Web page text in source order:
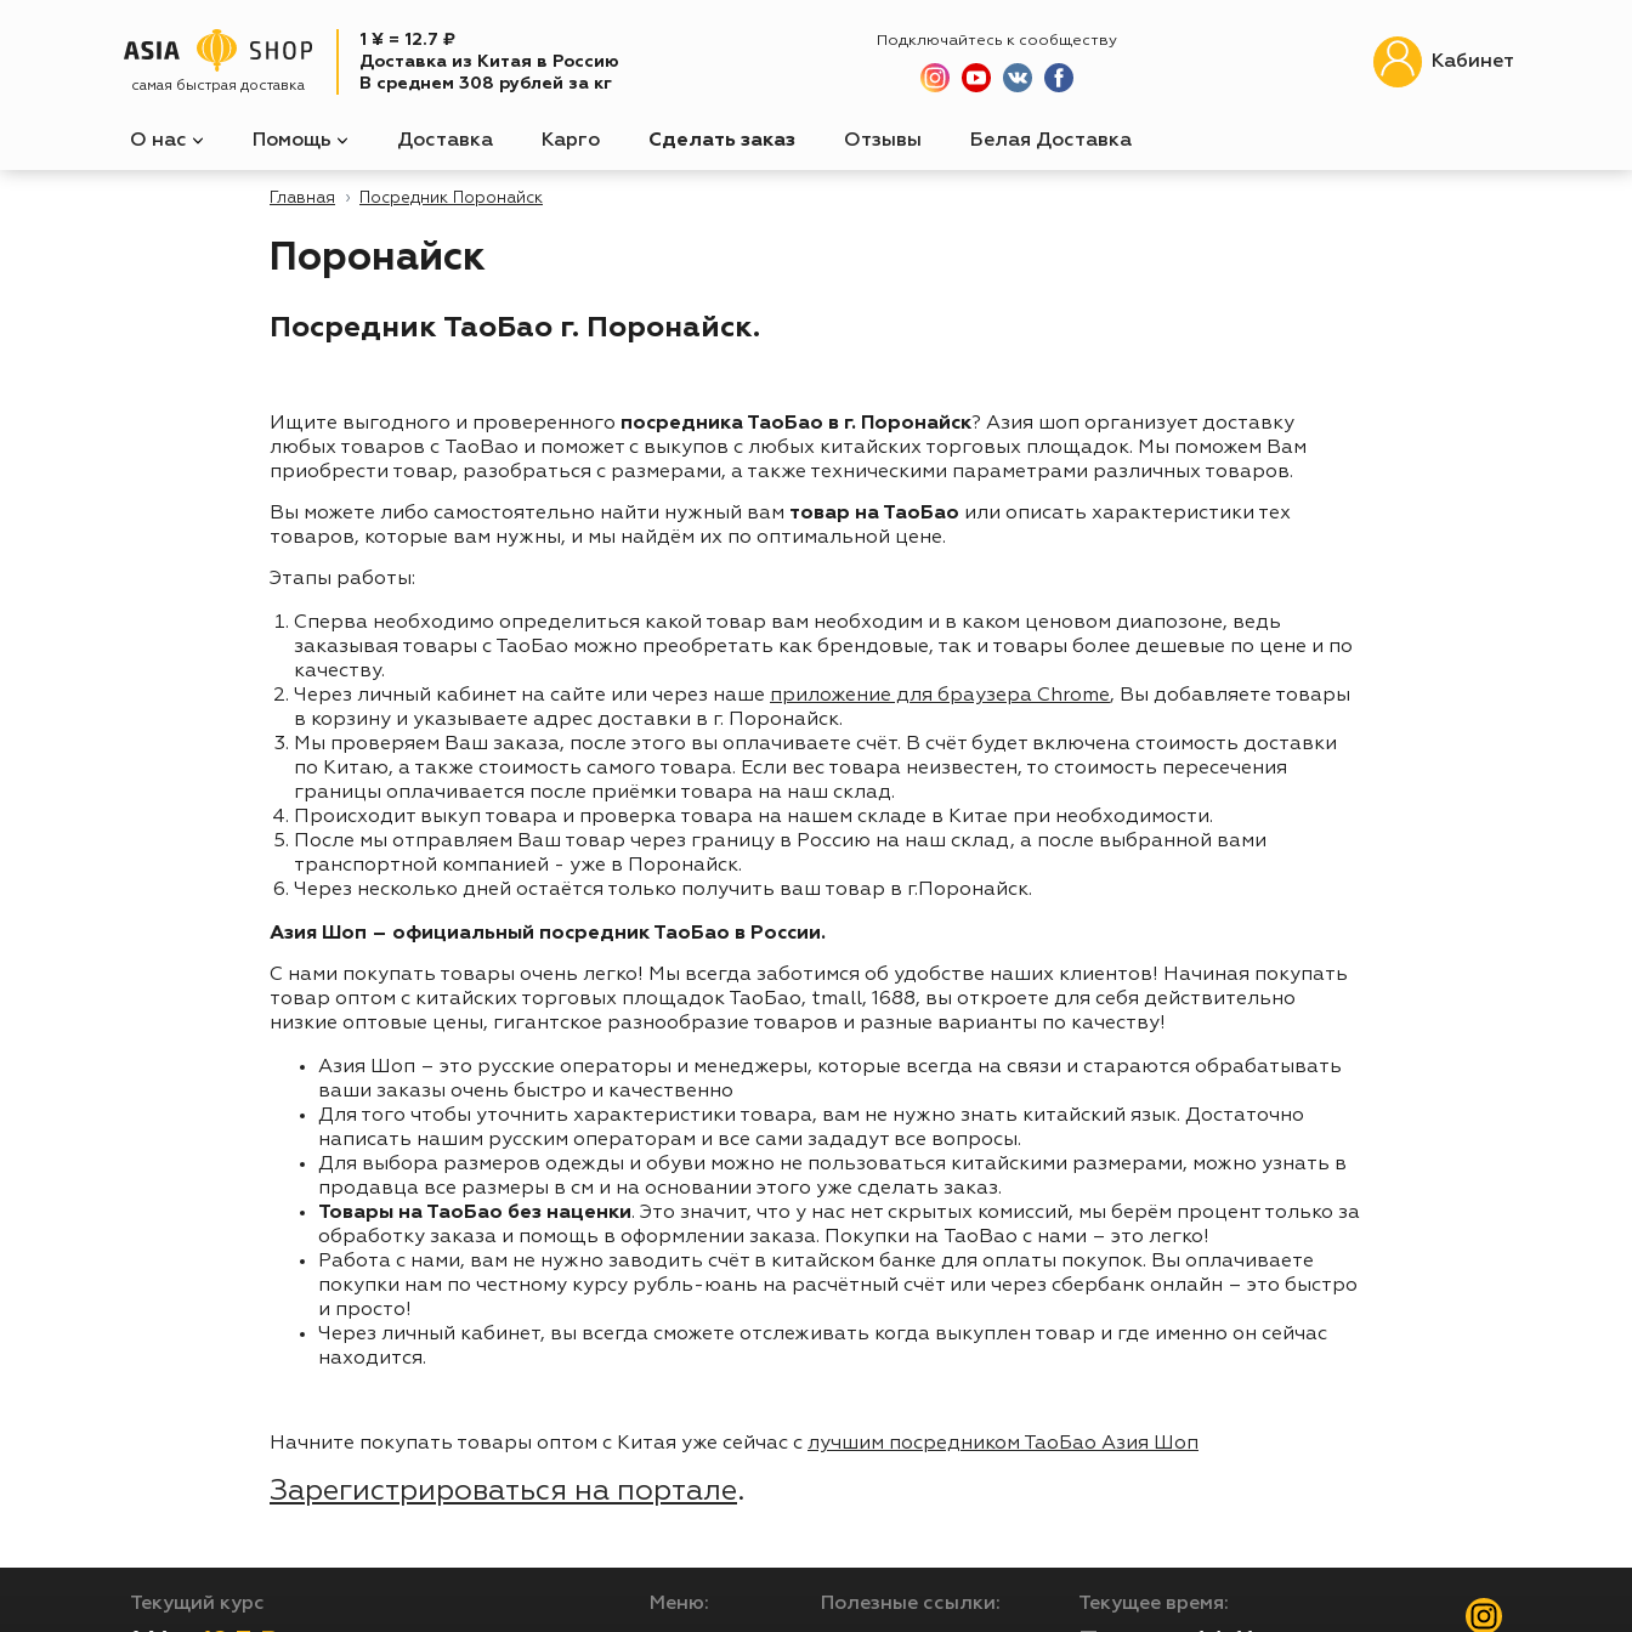
самая быстрая доставка
1 ¥ = 12.7 ₽
Доставка из Китая в Россию
В среднем 308 рублей за кг
Подключайтесь к сообществу
Кабинет
О нас Помощь Доставка Карго Сделать заказ Отзывы Белая Доставка
Главная Посредник Поронайск
Поронайск
Посредник ТаоБао г. Поронайск.
Ищите выгодного и проверенного посредника ТаоБао в г. Поронайск? Азия шоп организует доставку
любых товаров с TaoBao и поможет с выкупов с любых китайских торговых площадок. Мы поможем Вам
приобрести товар, разобраться с размерами, а также техническими параметрами различных товаров.
Вы можете либо самостоятельно найти нужный вам товар на ТаоБао или описать характеристики тех
товаров, которые вам нужны, и мы найдём их по оптимальной цене.
Этапы работы:
Сперва необходимо определиться какой товар вам необходим и в каком ценовом диапозоне, ведь
заказывая товары с ТаоБао можно преобретать как брендовые, так и товары более дешевые по цене и по
качеству.
Через личный кабинет на сайте или через наше приложение для браузера Chrome, Вы добавляете товары
в корзину и указываете адрес доставки в г. Поронайск.
Мы проверяем Ваш заказа, после этого вы оплачиваете счёт. В счёт будет включена стоимость доставки
по Китаю, а также стоимость самого товара. Если вес товара неизвестен, то стоимость пересечения
границы оплачивается после приёмки товара на наш склад.
Происходит выкуп товара и проверка товара на нашем складе в Китае при необходимости.
После мы отправляем Ваш товар через границу в Россию на наш склад, а после выбранной вами
транспортной компанией - уже в Поронайск.
Через несколько дней остаётся только получить ваш товар в г.Поронайск.
Азия Шоп – официальный посредник ТаоБао в России.
С нами покупать товары очень легко! Мы всегда заботимся об удобстве наших клиентов! Начиная покупать
товар оптом с китайских торговых площадок ТаоБао, tmall, 1688, вы откроете для себя действительно
низкие оптовые цены, гигантское разнообразие товаров и разные варианты по качеству!
Азия Шоп – это русские операторы и менеджеры, которые всегда на связи и стараются обрабатывать
ваши заказы очень быстро и качественно
Для того чтобы уточнить характеристики товара, вам не нужно знать китайский язык. Достаточно
написать нашим русским операторам и все сами зададут все вопросы.
Для выбора размеров одежды и обуви можно не пользоваться китайскими размерами, можно узнать в
продавца все размеры в см и на основании этого уже сделать заказ.
Товары на ТаоБао без наценки. Это значит, что у нас нет скрытых комиссий, мы берём процент только за
обработку заказа и помощь в оформлении заказа. Покупки на TaoBao с нами – это легко!
Работа с нами, вам не нужно заводить счёт в китайском банке для оплаты покупок. Вы оплачиваете
покупки нам по честному курсу рубль-юань на расчётный счёт или через сбербанк онлайн – это быстро
и просто!
Через личный кабинет, вы всегда сможете отслеживать когда выкуплен товар и где именно он сейчас
находится.
Начните покупать товары оптом с Китая уже сейчас с лучшим посредником ТаоБао Азия Шоп
Зарегистрироваться на портале.
Текущий курс Меню: Полезные ссылки: Текущее время: